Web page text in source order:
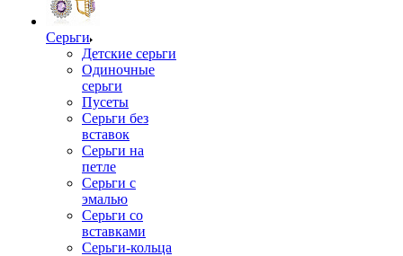
Серьги
Детские серьги
Одиночные
серьги
Пусеты
Серьги без
вставок
Серьги на
петле
Серьги с
эмалью
Серьги со
вставками
Серьги-кольца